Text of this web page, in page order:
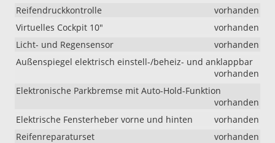
Reifendruckkontrolle
vorhanden
Virtuelles Cockpit 10"
vorhanden
Licht- und Regensensor
vorhanden
Außenspiegel elektrisch einstell-/beheiz- und anklappbar
vorhanden
Elektronische Parkbremse mit Auto-Hold-Funktion
vorhanden
Elektrische Fensterheber vorne und hinten
vorhanden
Reifenreparaturset
vorhanden